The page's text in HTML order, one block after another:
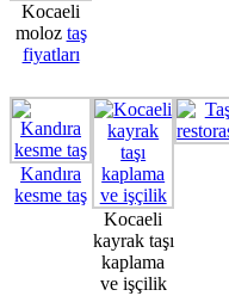
Kocaeli
moloz taş
fiyatları
Kandıra
kesme taş
Kocaeli
kayrak taşı
kaplama
ve işçilik